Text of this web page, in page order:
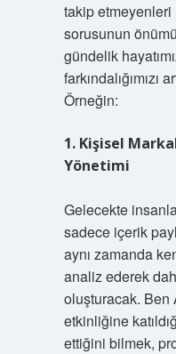
takip etmeyenleri
sorusunun
gündelik
farkındalığımızı
Örneğin:
1. Kişisel
Yönetimi
Gelecekte
sadece içerik
aynı zamanda
analiz ederek
oluşturacak. Ben
etkinliğine
ettiğini bilmek,